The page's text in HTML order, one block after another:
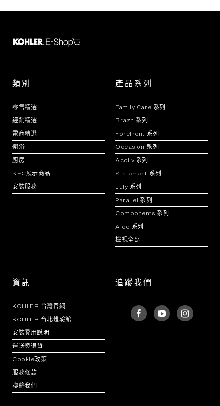
類別
零售精選
經銷精選
電商精選
衛浴
廚房
KEC展示商品
安裝服務
產品系列
Family Care 系列
Brazn 系列
Forefront 系列
Occasion 系列
Accliv 系列
Statement 系列
July 系列
Parallel 系列
Components 系列
Aleo 系列
檢視全部
資訊
KOHLER 台灣官網
KOHLER 台北體驗館
安裝費用說明
運送與退貨
Cookie政策
服務條款
聯絡我們
追蹤我們